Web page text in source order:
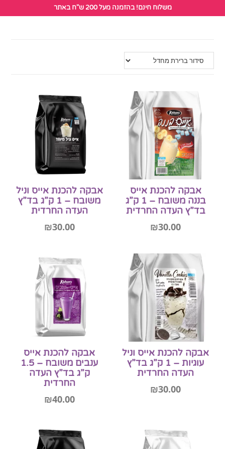
משלוח חינם! בהזמנה מעל 200 ש"ח באתר
אבקה להכנת אייס
בננה משובח – 1 ק”ג
בד”ץ העדה החרדית
₪30.00
הוספה לסל
אבקה להכנת אייס וניל
משובח – 1 ק”ג בד”ץ
העדה החרדית
₪30.00
הוספה לסל
אבקה להכנת אייס וניל
עוגיות – 1 ק”ג בד”ץ
העדה החרדית
₪30.00
הוספה לסל
אבקה להכנת אייס
ענבים משובח – 1.5
ק”ג בד”ץ העדה
החרדית
₪40.00
הוספה לסל